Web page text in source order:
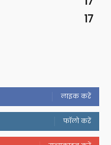
17
लाइक करें
फॉलो करें